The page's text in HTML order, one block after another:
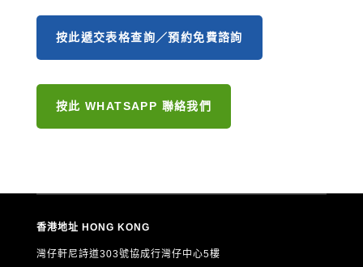
按此遞交表格查詢／預約免費諮詢
按此 WHATSAPP 聯絡我們
香港地址 HONG KONG
灣仔軒尼詩道303號協成行灣仔中心5樓